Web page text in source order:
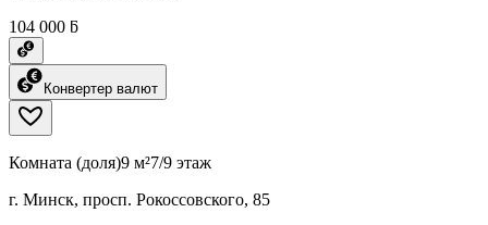
104 000 ƃ
Конвертер валют
Комната (доля)9 м²7/9 этаж
г. Минск, просп. Рокоссовского, 85